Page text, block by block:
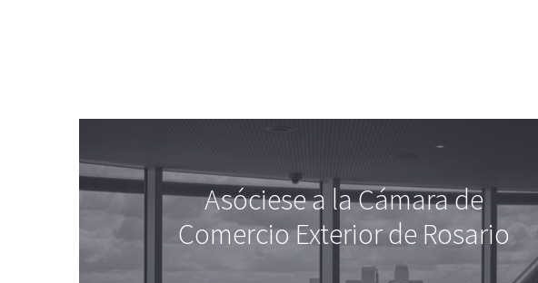
Asóciese a la Cámara de
Comercio Exterior de Rosario